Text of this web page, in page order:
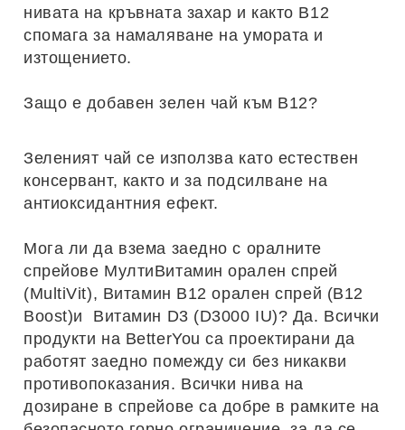
нивата на кръвната захар и както B12
спомага за намаляване на умората и
изтощението.
Защо е добавен зелен чай към B12?
Зеленият чай се използва като естествен
консервант, както и за подсилване на
антиоксидантния ефект.
Мога ли да взема заедно с оралните
спрейове МултиВитамин орален спрей
(MultiVit), Витамин В12 орален спрей (В12
Boost)и Витамин D3 (D3000 IU)? Да. Всички
продукти на BetterYou са проектирани да
работят заедно помежду си без никакви
противопоказания. Всички нива на
дозиране в спрейове са добре в рамките на